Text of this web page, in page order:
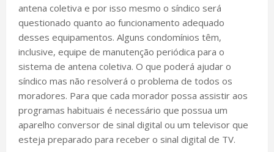
antena coletiva e por isso mesmo o síndico será
questionado quanto ao funcionamento adequado
desses equipamentos. Alguns condomínios têm,
inclusive, equipe de manutenção periódica para o
sistema de antena coletiva. O que poderá ajudar o
síndico mas não resolverá o problema de todos os
moradores. Para que cada morador possa assistir aos
programas habituais é necessário que possua um
aparelho conversor de sinal digital ou um televisor que
esteja preparado para receber o sinal digital de TV.